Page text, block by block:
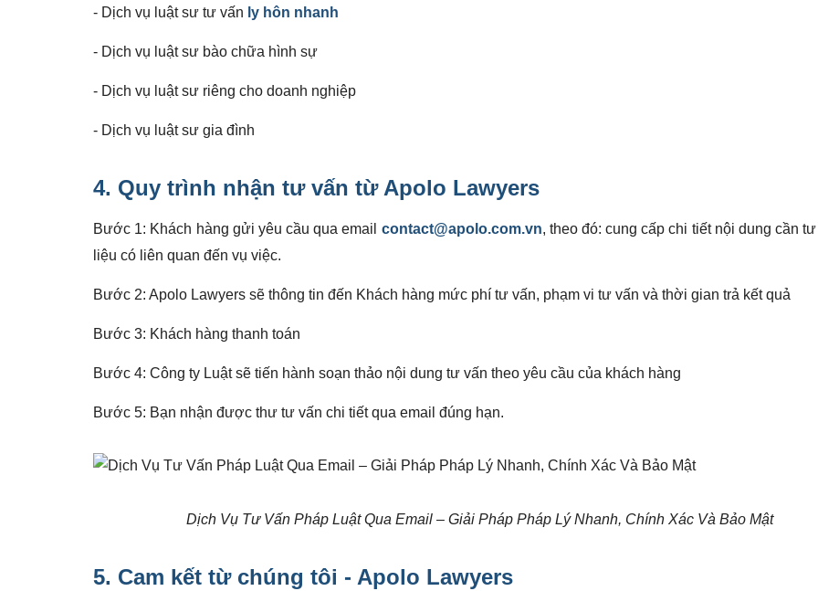
- Dịch vụ luật sư tư vấn ly hôn nhanh
- Dịch vụ luật sư bào chữa hình sự
- Dịch vụ luật sư riêng cho doanh nghiệp
- Dịch vụ luật sư gia đình
4. Quy trình nhận tư vấn từ Apolo Lawyers
Bước 1: Khách hàng gửi yêu cầu qua email contact@apolo.com.vn, theo đó: cung cấp chi tiết nội dung cần
liệu có liên quan đến vụ việc.
Bước 2: Apolo Lawyers sẽ thông tin đến Khách hàng mức phí tư vấn, phạm vi tư vấn và thời gian trả kết quả
Bước 3: Khách hàng thanh toán
Bước 4: Công ty Luật sẽ tiến hành soạn thảo nội dung tư vấn theo yêu cầu của khách hàng
Bước 5: Bạn nhận được thư tư vấn chi tiết qua email đúng hạn.
Dịch Vụ Tư Vấn Pháp Luật Qua Email – Giải Pháp Pháp Lý Nhanh, Chính Xác Và Bảo Mật
5. Cam kết từ chúng tôi - Apolo Lawyers